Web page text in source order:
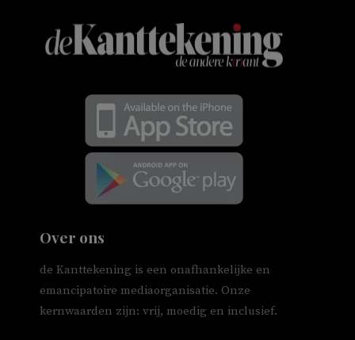
Over ons
de Kanttekening is een onafhankelijke en
emancipatoire mediaorganisatie. Onze
kernwaarden zijn: vrij, moedig en inclusief.